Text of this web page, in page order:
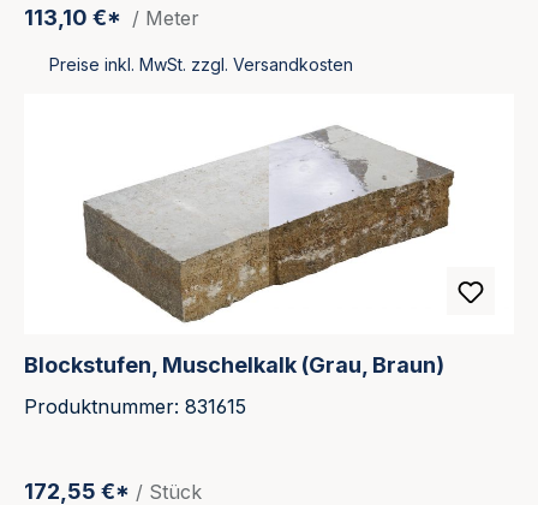
113,10 €* / Meter
Preise inkl. MwSt. zzgl. Versandkosten
Blockstufen, Muschelkalk (Grau, Braun)
Produktnummer: 831615
172,55 €* / Stück